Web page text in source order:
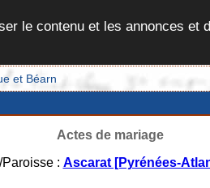
le contenu et les annonces et
et Béarn
Actes de mariage
: Ascarat [Pyrénées-